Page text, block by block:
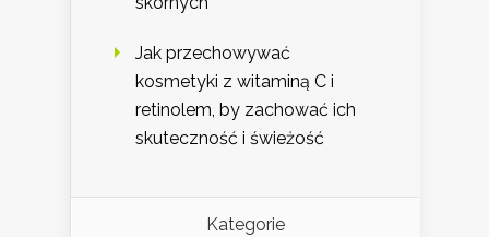
Jak przechowywać
kosmetyki z witaminą C i
retinolem, by zachować ich
skuteczność i świeżość
Kategorie